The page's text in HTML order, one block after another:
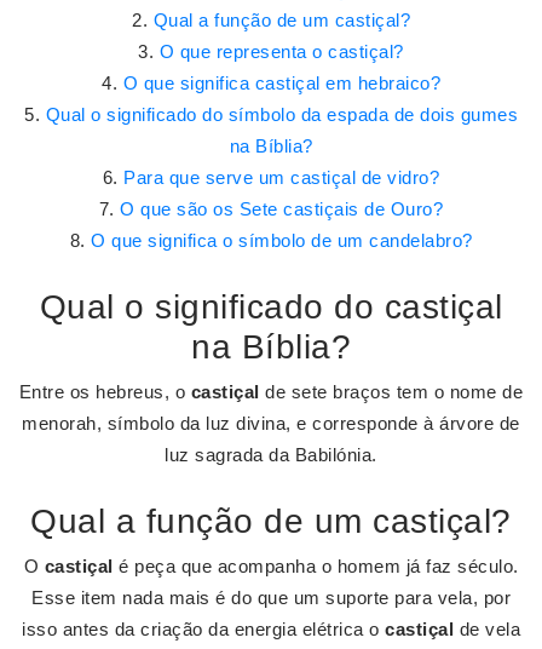
Qual a função de um castiçal?
O que representa o castiçal?
O que significa castiçal em hebraico?
Qual o significado do símbolo da espada de dois gumes
na Bíblia?
Para que serve um castiçal de vidro?
O que são os Sete castiçais de Ouro?
O que significa o símbolo de um candelabro?
Qual o significado do castiçal
na Bíblia?
Entre os hebreus, o castiçal de sete braços tem o nome de
menorah, símbolo da luz divina, e corresponde à árvore de
luz sagrada da Babilónia.
Qual a função de um castiçal?
O castiçal é peça que acompanha o homem já faz século.
Esse item nada mais é do que um suporte para vela, por
isso antes da criação da energia elétrica o castiçal de vela